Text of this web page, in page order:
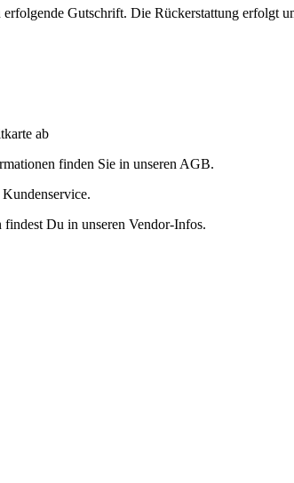
Gutschrift. Die Rückerstattung erfolgt
ab
finden Sie in unseren AGB.
Du in unseren Vendor-Infos.